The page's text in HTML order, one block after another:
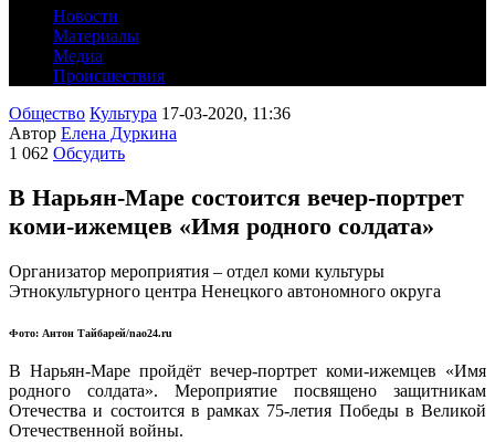
Новости
Материалы
Медиа
Происшествия
Общество Культура 17-03-2020, 11:36
Автор Елена Дуркина
1 062 Обсудить
В Нарьян-Маре состоится вечер-портрет
коми-ижемцев «Имя родного солдата»
Организатор мероприятия – отдел коми культуры
Этнокультурного центра Ненецкого автономного округа
Фото: Антон Тайбарей/nao24.ru
В Нарьян-Маре пройдёт вечер-портрет коми-ижемцев «Имя
родного солдата». Мероприятие посвящено защитникам
Отечества и состоится в рамках 75-летия Победы в Великой
Отечественной войны.